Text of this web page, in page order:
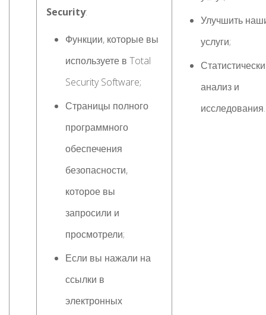
Security:
Функции, которые вы
используете в Total
Security Software;
Страницы полного
программного
обеспечения
безопасности,
которое вы
запросили и
просмотрели;
Если вы нажали на
ссылки в
электронных
Улучшить
услуги;
анализ и
исследования.